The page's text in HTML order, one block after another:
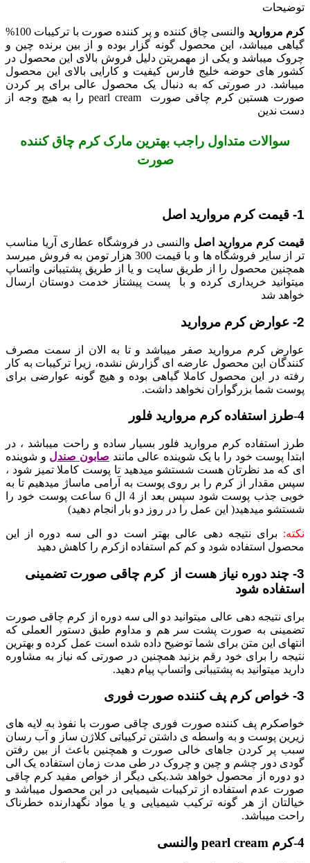
توضیحات
کرم مروارید
والنسی چاق کننده و پر کننده صورت با ترکیبات 100%
گیاهی میباشد، این محصول گونه گزار بوده و از بین برنده چین و
چروک میباشد و یکی از مهمریتن دلیل فروش بالای این محصول در
کشور های حوضه خلیج فارس کیفیت و کارایی بالای این محصول
میباشد. در صورتی که به دنبال یک محصول عالی برای پر کردن
صورت هستین کرم چاقی صورت pearl cream را به هیچ وجه از
دست ندین
سوالات متداول راجب بهترین مارک کرم چاق کننده
صورت
1- قیمت کرم مروارید اصل
قیمت کرم مروارید اصل والنسی در فروشگاه عطاری آریا مناسب
تر از سایر فروشگاه ها و با قیمت 300 هزار تومن به فروش میرسد
همچنین محصول را از طریق سایت و یا از طریق پشتیبانی واتساپ
میتوانید خریداری کرده و با پست پیشتاز خدمت دوستان ارسال
خواهد شد
2- عوارض کرم مروارید
عوارض کرم مروارید صفر میباشد و تا به الان از سمت مصرف
کنندگان این محصول عارضه ای گزارش نشده، زیرا ترکیبات به کار
رفته در این محصول کاملا گیاهی بوده و هیچ گونه عوارضی برای
پوست شما بزرگواران نخواهد داشت.
4- طرز استفاده کرم مروارید فلور
طرز استفاده کرم مروارید فلور بسیار ساده و راحت میباشد ، در
ابتدا پوست خود را با یک شوینده عالی مانند صابون صندل و شوینده
ای که مد نظرتان هست شستشو میدهید تا پوست کاملا تمیز شود ،
سپس مقدار از کرم را بر روی پوست به آرامی ماساژ میدهیم تا به
خوبی جذب پوست شود سپس بعد از 4 ال 6 ساعت پوست خود را
شستشو میدهید( این عمل را در روز دو بار انجام دهید)
نکته: برای نتیجه دهی عالی بهتر است دو الی سه دوره از این
محصول استفاده شود و کم کم استفاده ازکرم را کاهش دهید
3- چند دوره نیاز هست از کرم چاقی صورت تضمینی
استفاده شود
برای نتیجه دهی عالی میتوانید دو الی سه دوره از کرم چاقی صورت
تضمینی به صورت پشت سر هم و مداوم طبق دستور العملی که
انتهای این متن برای شما توضیح داده شده است عمل کرده و بهترین
نتیجه را برای خود رقم بزنید همچنین در صورتی که نیاز به مشاوره
دارید میتوانید به پشتیبانی واتساپ پیام دهید.
3- خواص کرم پف کننده صورت فوری
خواصکرم پف کننده صورت فوری چاقی صورت با نفوذ به لایه های
زیرین پوست و به واسطه ی داشتن ترکیباتی کلاژن ساز و آب رسان
سبب پر کردن جاهای خالی صورت و همچنین باعث از بین رفتن
گودی دور چشم و چین و چروک در طی مدت زمان استفاده یک الی
دو دوره از محصول خواهد شد.یکی دیگر از خواص مفید کرم چاقی
صورت عدم استفاده از ترکیبات شیمیایی در این محصول میباشد و
خیالتان از هر گونه ترکیب شیمیایی و یا مواد نگهدارنده خطرناک
راحت میباشد.
4-کرم pearl cream والنسی